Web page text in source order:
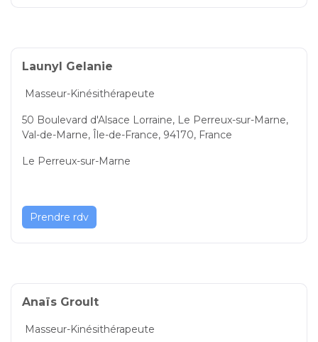
Launyl Gelanie
Masseur-Kinésithérapeute
50 Boulevard d'Alsace Lorraine, Le Perreux-sur-Marne,
Val-de-Marne, Île-de-France, 94170, France
Le Perreux-sur-Marne
Prendre rdv
Anaïs Groult
Masseur-Kinésithérapeute